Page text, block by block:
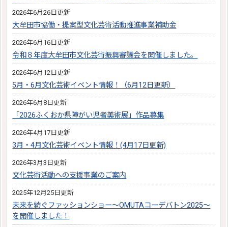
2026年6月26日更新
大牟田市協働・提案型文化芸術活動推進事業補助金
2026年6月16日更新
令和８年度大牟田市文化芸術振興審議会を開催しました。
2026年6月12日更新
5月・6月文化芸術イベント情報！（6月12日更新）
2026年6月8日更新
「2026ふくおか県障がい児者美術展」作品募集
2026年4月17日更新
3月・4月文化芸術イベント情報！(4月17日更新)
2026年3月3日更新
文化芸術活動への支援事業のご案内
2025年12月25日更新
未来を紡ぐファッションショー～OMUTAコーデバトン2025～
を開催しました！